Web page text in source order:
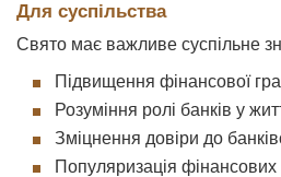
Для суспільства
Свято має важливе суспільне
Підвищення фінансової
Розуміння ролі банків у
Зміцнення довіри до
Популяризація фінансових